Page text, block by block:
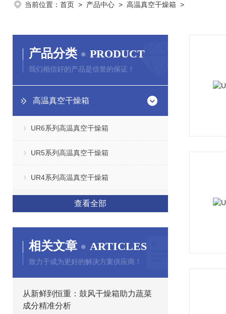
当前位置： 首页 > 产品中心 > 高温真空干燥箱 >
产品分类 PRODUCT
我们相信好的产品是信誉的保证！
高温真空干燥箱
UR6系列高温真空干燥箱
UR5系列高温真空干燥箱
UR4系列高温真空干燥箱
查看全部
相关文章 ARTICLES
致力于成为更好的解决方案供应商！
从新鲜到恒重：鼓风干燥箱助力蔬菜
成分精准分析